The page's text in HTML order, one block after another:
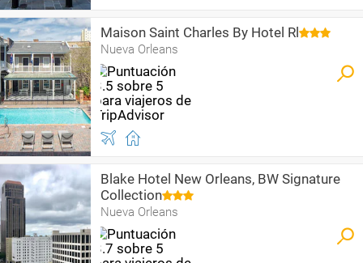
Maison Saint Charles By Hotel Rl
Nueva Orleans
Blake Hotel New Orleans, BW Signature
Collection
Nueva Orleans